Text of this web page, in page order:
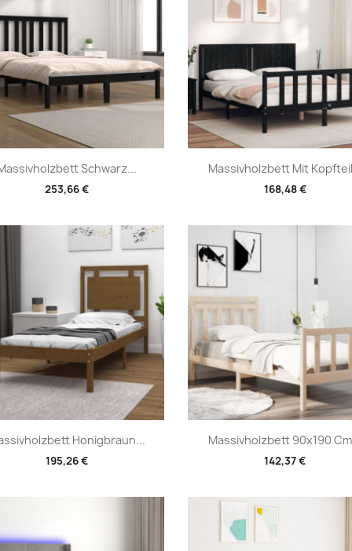
Schwarz...
253,66 €
Vorschau Massivholzbett Mit
168,48 €
Vorschau
Honigbraun...
195,26 €
Vorschau Massivholzbett 90x190
142,37 €
Vorschau